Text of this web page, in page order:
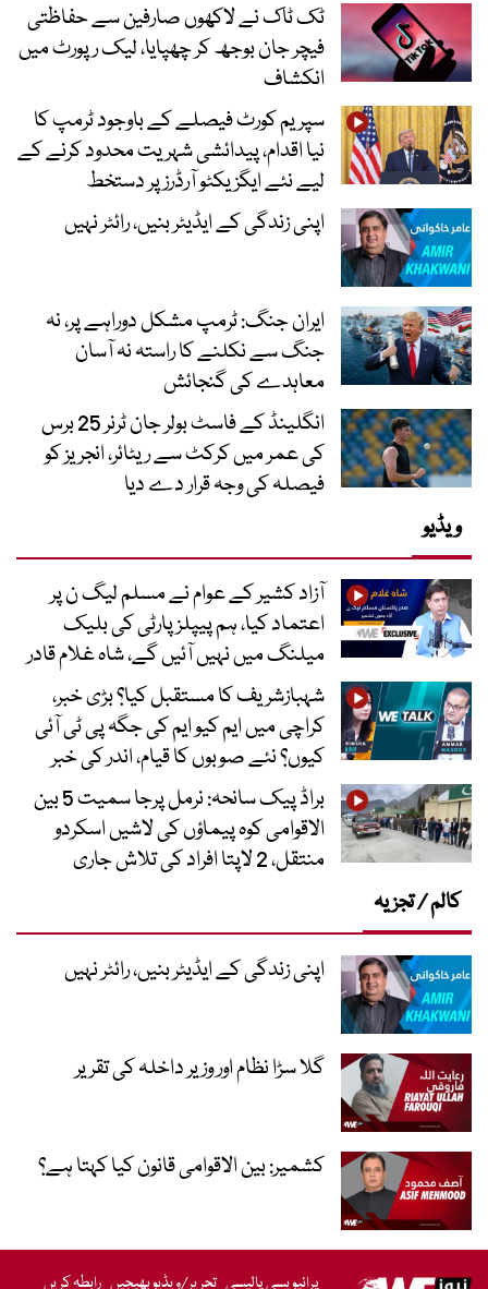
ٹک ٹاک نے لاکھوں صارفین سے حفاظتی
فیچر جان بوجھ کر چھپایا، لیک رپورٹ میں
انکشاف
سپریم کورٹ فیصلے کے باوجود ٹرمپ کا
نیا اقدام، پیدائشی شہریت محدود کرنے کے
لیے نئے ایگزیکٹو آرڈرز پر دستخط
اپنی زندگی کے ایڈیٹر بنیں، رائٹر نہیں
ایران جنگ: ٹرمپ مشکل دوراہے پر، نہ
جنگ سے نکلنے کا راستہ نہ آسان
معاہدے کی گنجائش
انگلینڈ کے فاسٹ بولر جان ٹرنر 25 برس
کی عمر میں کرکٹ سے ریٹائر، انجریز کو
فیصلہ کی وجہ قرار دے دیا
ویڈیو
آزاد کشیر کے عوام نے مسلم لیگ ن پر
اعتماد کیا، ہم پیپلز پارٹی کی بلیک
میلنگ میں نہیں آئیں گے، شاہ غلام قادر
شہبازشریف کا مستقبل کیا؟ بڑی خبر،
کراچی میں ایم کیو ایم کی جگہ پی ٹی آئی
کیوں؟ نئے صوبوں کا قیام، اندر کی خبر
براڈ پیک سانحہ: نرمل پرجا سمیت 5 بین
الاقوامی کوہ پیماؤں کی لاشیں اسکردو
منتقل، 2 لاپتا افراد کی تلاش جاری
کالم / تجزیہ
اپنی زندگی کے ایڈیٹر بنیں، رائٹر نہیں
گلا سڑا نظام اور وزیر داخلہ کی تقریر
کشمیر: بین الاقوامی قانون کیا کہتا ہے؟
پرائیویسی پالیسی تحریر/ویڈیو بھیجیں رابطہ کریں